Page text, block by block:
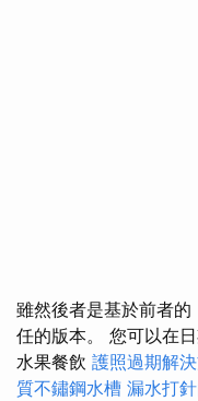
雖然後者是基於前者
任的版本。 您可以在
水果餐飲 護照過期解
質不鏽鋼水槽 漏水打